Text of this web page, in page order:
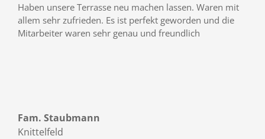
Haben unsere Terrasse neu machen lassen. Waren mit
allem sehr zufrieden. Es ist perfekt geworden und die
Mitarbeiter waren sehr genau und freundlich
Fam. Staubmann
Knittelfeld